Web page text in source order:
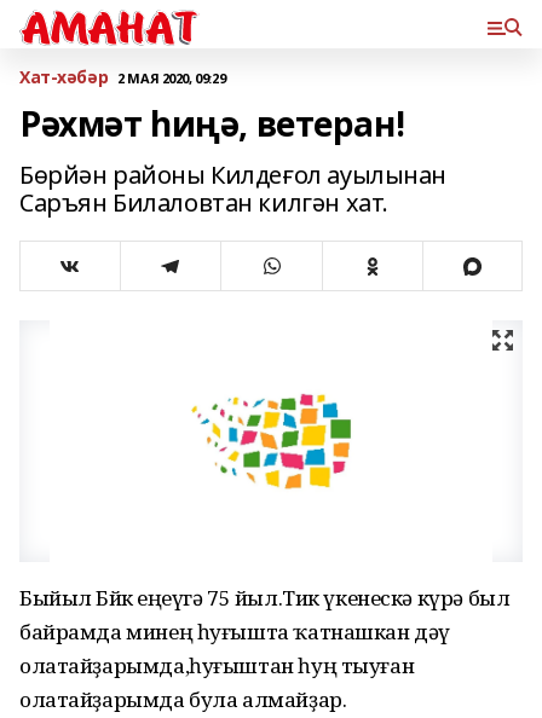
Хат-хәбәр 2 МАЯ 2020, 09:29
Рәхмәт һиңә, ветеран!
Бөрйән районы Килдеғол ауылынан
Саръян Билаловтан килгән хат.
Быйыл Бөйөк еңеүгә 75 йыл.Тик үкенескә күрә был
байрамда минең һуғышта ҡатнашкан дәү
олатайҙарымда,һуғыштан һуң тыуған
олатайҙарымда була алмайҙар.